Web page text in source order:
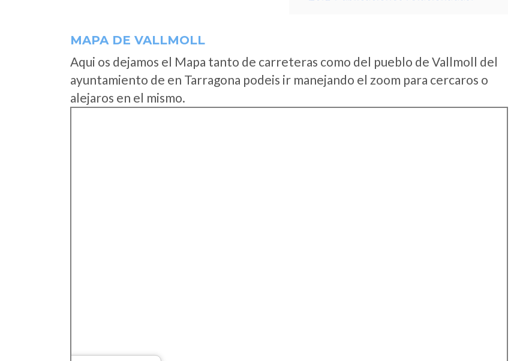
MAPA DE VALLMOLL
Aqui os dejamos el Mapa tanto de carreteras como del pueblo de Vallmoll del
ayuntamiento de en Tarragona podeis ir manejando el zoom para cercaros o
alejaros en el mismo.